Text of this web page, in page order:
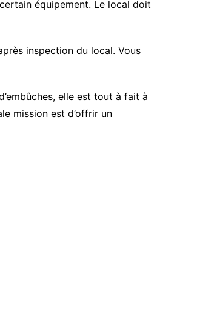
équipement. Le local doit
inspection du local. Vous
elle est tout à fait à
mission est d’offrir un